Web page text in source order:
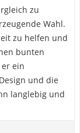
zu
Wahl.
zu helfen und
bunten
ein
und die
langlebig und